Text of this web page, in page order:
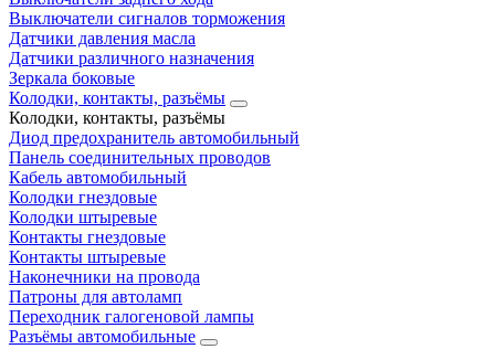
Выключатели сигналов торможения
Датчики давления масла
Датчики различного назначения
Зеркала боковые
Колодки, контакты, разъёмы
Колодки, контакты, разъёмы
Диод предохранитель автомобильный
Панель соединительных проводов
Кабель автомобильный
Колодки гнездовые
Колодки штыревые
Контакты гнездовые
Контакты штыревые
Наконечники на провода
Патроны для автоламп
Переходник галогеновой лампы
Разъёмы автомобильные